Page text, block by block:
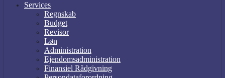
Services
Regnskab
Budget
Revisor
Løn
Administration
Ejendomsadministration
Finansiel Rådgivning